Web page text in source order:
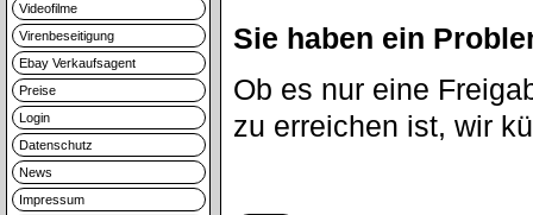
Videofilme
Virenbeseitigung
Ebay Verkaufsagent
Preise
Login
Datenschutz
News
Impressum
Sie haben ein
Ob es nur eine
zu erreichen ist, wir